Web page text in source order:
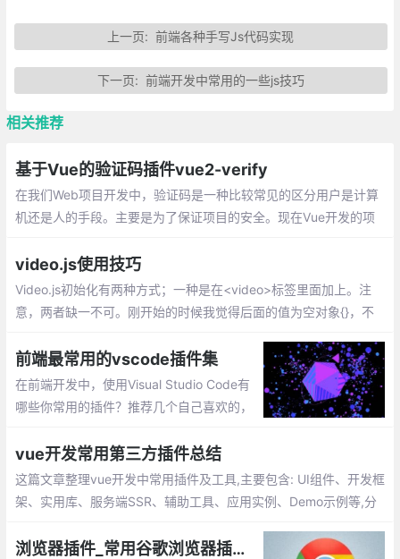
上一页:前端各种手写Js代码实现
下一页: 前端开发中常用的一些js技巧
相关推荐
基于Vue的验证码插件vue2-verify
在我们Web项目开发中，验证码是一种比较常见的区分用户是计算
机还是人的手段。主要是为了保证项目的安全。现在Vue开发的项
用的验证码插件vue2-verify。但是大家要注意一点
video.js使用技巧
Video.js初始化有两种方式；一种是在<video>标签里面加上。注
意，两者缺一不可。刚开始的时候我觉得后面的值为空对象{}，不
前端最常用的vscode插件集
在前端开发中，使用Visual Studio Code有
哪些你常用的插件？推荐几个自己喜欢的，
实用、前端必备的插件集
vue开发常用第三方插件总结
这篇文章整理vue开发中常用插件及工具,主要包含: UI组件、开发框
架、实用库、服务端SSR、辅助工具、应用实例、Demo示例等,分
浏览器插件_常用谷歌浏览器插件推荐